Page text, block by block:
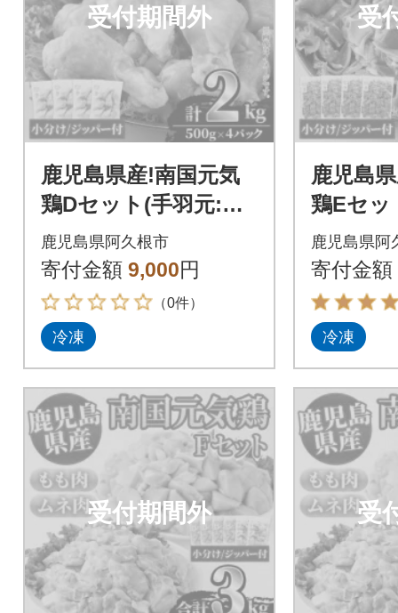
受付期間外
鹿児島県産!南国元気
鶏Dセット(手羽元:計2
kg・500g×4P) さる
がく水産 a-10-39
鹿児島県阿久根市
寄付金額 9,000円
（0件）
冷凍
受
鹿児島
鶏Eセッ
イス:計
P) さる
40
鹿児島県阿
寄付金額
冷凍
受付期間外 受